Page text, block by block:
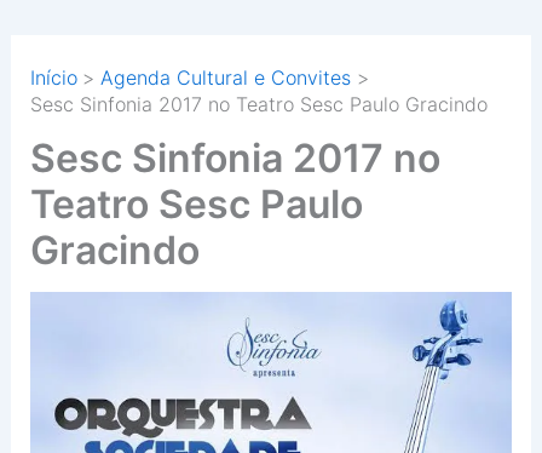
Início
Agenda Cultural e Convites
Sesc Sinfonia 2017 no Teatro Sesc Paulo Gracindo
Sesc Sinfonia 2017 no
Teatro Sesc Paulo
Gracindo